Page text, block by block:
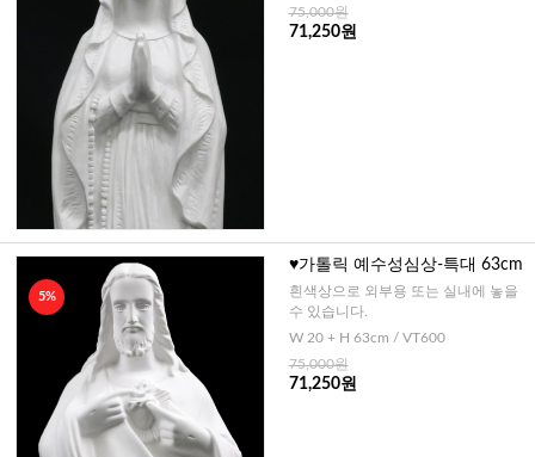
75,000원
71,250원
5%
♥가톨릭 예수성심상-특대 63cm
흰색상으로 외부용 또는 실내에 놓을
수 있습니다.
W 20 + H 63cm / VT600
75,000원
71,250원